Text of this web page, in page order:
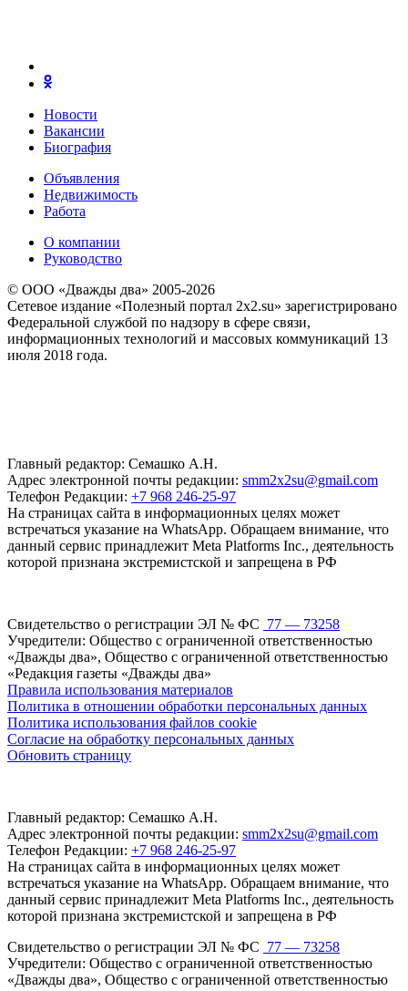
Новости
Вакансии
Биография
Объявления
Недвижимость
Работа
О компании
Руководство
© ООО «Дважды два» 2005-2026
Сетевое издание «Полезный портал 2x2.su» зарегистрировано
Федеральной службой по надзору в сфере связи,
информационных технологий и массовых коммуникаций 13
июля 2018 года.
Главный редактор: Семашко А.Н.
Адрес электронной почты редакции: smm2x2su@gmail.com
Телефон Редакции: +7 968 246-25-97
На страницах сайта в информационных целях может
встречаться указание на WhatsApp. Обращаем внимание, что
данный сервис принадлежит Meta Platforms Inc., деятельность
которой признана экстремистской и запрещена в РФ
Свидетельство о регистрации ЭЛ № ФС 77 — 73258
Учредители: Общество с ограниченной ответственностью
«Дважды два», Общество с ограниченной ответственностью
«Редакция газеты «Дважды два»
Правила использования материалов
Политика в отношении обработки персональных данных
Политика использования файлов cookie
Согласие на обработку персональных данных
Обновить страницу
Главный редактор: Семашко А.Н.
Адрес электронной почты редакции: smm2x2su@gmail.com
Телефон Редакции: +7 968 246-25-97
На страницах сайта в информационных целях может
встречаться указание на WhatsApp. Обращаем внимание, что
данный сервис принадлежит Meta Platforms Inc., деятельность
которой признана экстремистской и запрещена в РФ
Свидетельство о регистрации ЭЛ № ФС 77 — 73258
Учредители: Общество с ограниченной ответственностью
«Дважды два», Общество с ограниченной ответственностью